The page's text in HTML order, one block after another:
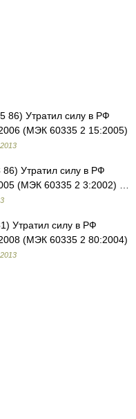
Утратил силу в РФ
(МЭК 60335 2 15:2005)
Утратил силу в РФ
(МЭК 60335 2 3:2002) …
Утратил силу в РФ
(МЭК 60335 2 80:2004)